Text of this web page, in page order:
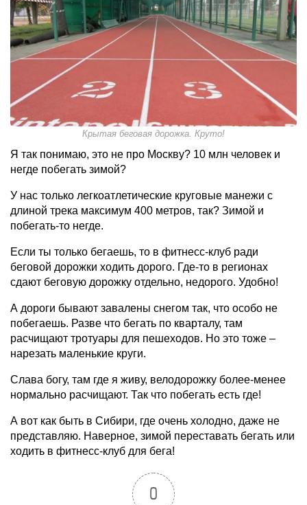
Крытая беговая дорожка. Круто!
Я так понимаю, это не про Москву? 10 млн человек и
негде побегать зимой?
У нас только легкоатлетические круговые манежи с
длиной трека максимум 400 метров, так? Зимой и
побегать-то негде.
Если ты только бегаешь, то в фитнесс-клуб ради
беговой дорожки ходить дорого. Где-то в регионах
сдают беговую дорожку отдельно, недорого. Удобно!
А дороги бывают завалены снегом так, что особо не
побегаешь. Разве что бегать по кварталу, там
расчищают тротуары для пешеходов. Но это тоже –
нарезать маленькие круги.
Слава богу, там где я живу, велодорожку более-менее
нормально расчищают. Так что побегать есть где!
А вот как быть в Сибири, где очень холодно, даже не
представляю. Наверное, зимой переставать бегать или
ходить в фитнесс-клуб для бега!
0